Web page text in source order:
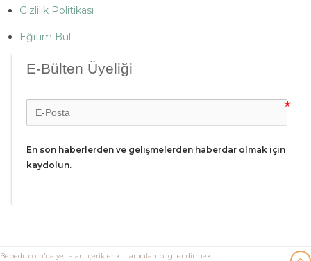
Gizlilik Politikası
Eğitim Bul
E-Bülten Üyeliği
En son haberlerden ve gelişmelerden haberdar olmak için
kaydolun.
Bebedu.com'da yer alan içerikler kullanıcıları bilgilendirmek